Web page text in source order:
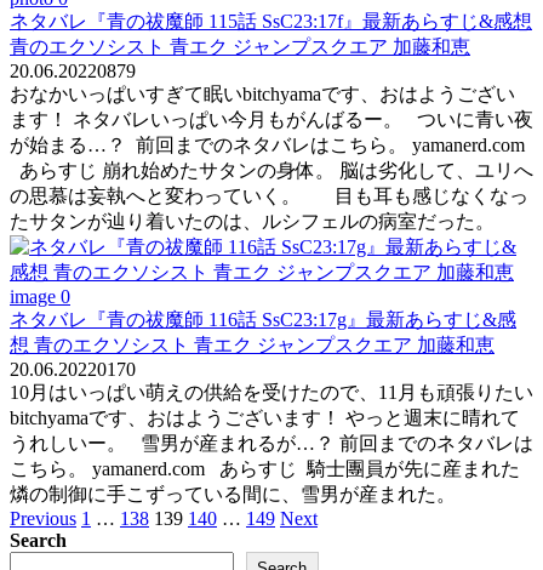
ネタバレ『青の祓魔師 115話 SsC23:17f』最新あらすじ&感想
青のエクソシスト 青エク ジャンプスクエア 加藤和恵
20.06.20220879
おなかいっぱいすぎて眠いbitchyamaです、おはようござい
ます！ ネタバレいっぱい今月もがんばるー。 ついに青い夜
が始まる…？ 前回までのネタバレはこちら。 yamanerd.com
あらすじ 崩れ始めたサタンの身体。 脳は劣化して、ユリへ
の思慕は妄執へと変わっていく。 目も耳も感じなくなっ
たサタンが辿り着いたのは、ルシフェルの病室だった。
ネタバレ『青の祓魔師 116話 SsC23:17g』最新あらすじ&感
想 青のエクソシスト 青エク ジャンプスクエア 加藤和恵
20.06.20220170
10月はいっぱい萌えの供給を受けたので、11月も頑張りたい
bitchyamaです、おはようございます！ やっと週末に晴れて
うれしいー。 雪男が産まれるが…？ 前回までのネタバレは
こちら。 yamanerd.com あらすじ 騎士團員が先に産まれた
燐の制御に手こずっている間に、雪男が産まれた。
Posts
pagination
Previous 1 … 138 139 140 … 149 Next
Search